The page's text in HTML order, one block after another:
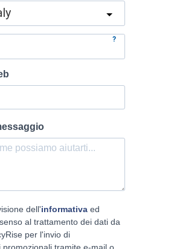
?
dell'informativa ed
al trattamento dei dati da
per l'invio di